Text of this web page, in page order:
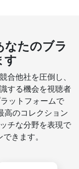
なたのブラ
す
合他社を圧倒し、
する機会を視聴者
ットフォームで
高のコレクション
チな分野を表現で
きます。